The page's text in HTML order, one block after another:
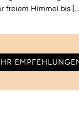
freiem Himmel bis